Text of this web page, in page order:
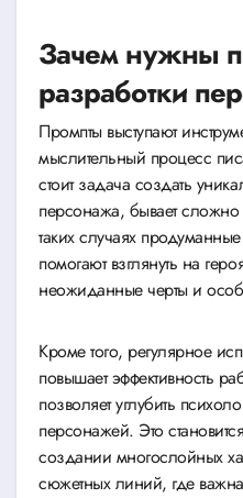
Зачем нужны
разработки
Промпты выступают
мыслительный процесс
стоит задача создать
персонажа, бывает
таких случаях
помогают взглянуть на
неожиданные черты и
Кроме того, регулярное
повышает эффективность
позволяет углубить
персонажей. Это
создании многослойных
сюжетных линий, где